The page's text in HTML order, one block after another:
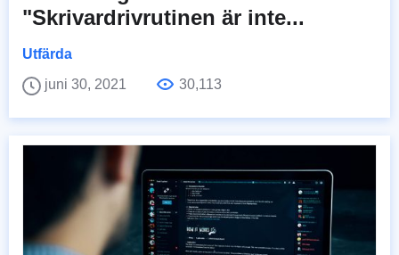
"Skrivardrivrutinen är inte...
Utfärda
juni 30, 2021
30,113